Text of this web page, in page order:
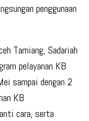
penggunaan
Tamiang, Sadariah
pelayanan KB
sampai dengan 2
KB
cara, serta